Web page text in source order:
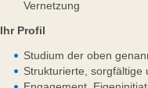
Vernetzung
Ihr Profil
Studium der oben
Strukturierte, sorgfältige